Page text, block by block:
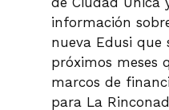
información
nueva Edusi que
próximos meses
marcos de
para La